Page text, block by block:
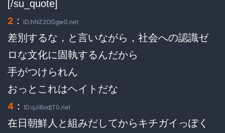
[/su_quote]
2 ： ID:hNZ2OGgw0.net
差別するな，と言いながら，社会への認識ゼ
ロな文化に固執するんだから
手がつけられん
おっとこれはヘイトだな
4 ： ID:qJi6odjT0.net
在日朝鮮人と組みだしてからキチガイっぽく